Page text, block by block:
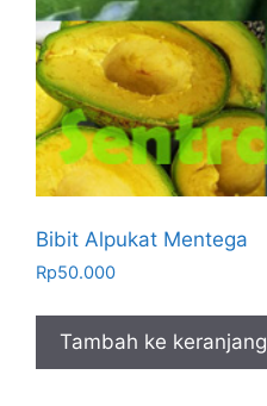
Bibit Alpukat Mentega
Rp50.000
Tambah ke keranjang